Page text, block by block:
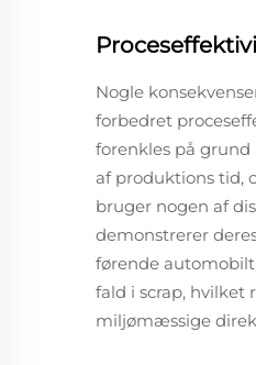
Nogle
forbedret
forenkles på
af produktions tid,
bruger nogen af
demonstrerer
førende
fald i scrap, hvilket
miljømæssige